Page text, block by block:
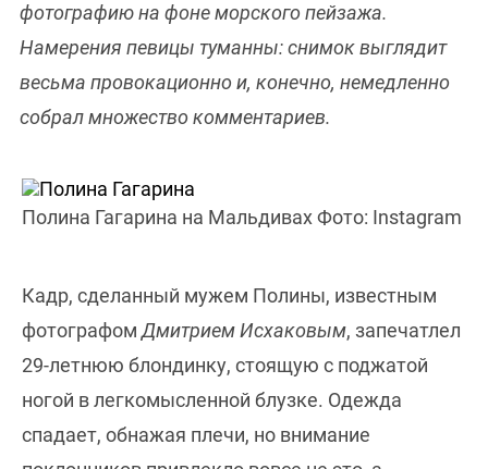
фотографию на фоне морского пейзажа.
Намерения певицы туманны: снимок выглядит
весьма провокационно и, конечно, немедленно
собрал множество комментариев.
Полина Гагарина на Мальдивах Фото: Instagram
Кадр, сделанный мужем Полины, известным
фотографомДмитрием Исхаковым, запечатлел
29-летнюю блондинку, стоящую с поджатой
ногой в легкомысленной блузке. Одежда
спадает, обнажая плечи, но внимание